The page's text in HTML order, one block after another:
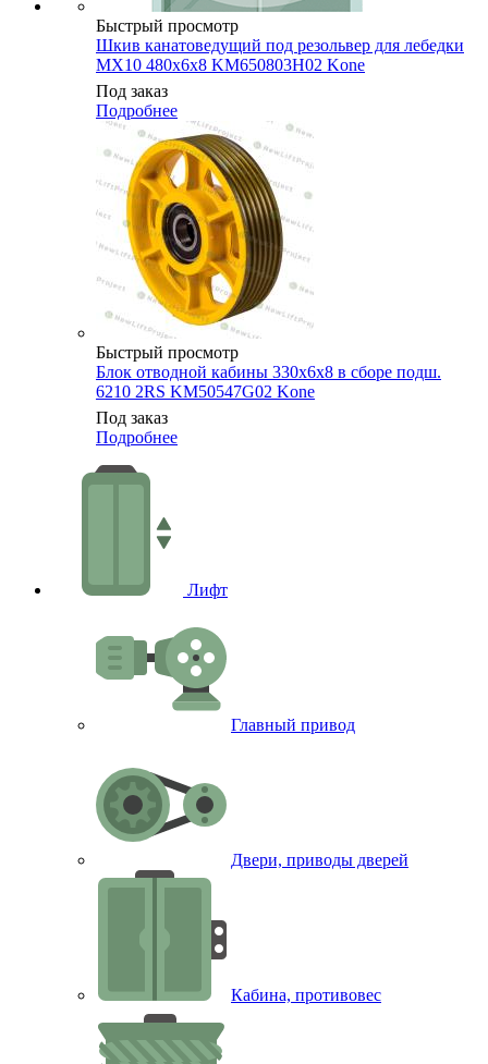
Быстрый просмотр
Шкив канатоведущий под резольвер для лебедки
MX10 480х6х8 KM650803H02 Kone
Под заказ
Подробнее
Быстрый просмотр
Блок отводной кабины 330х6х8 в сборе подш.
6210 2RS KM50547G02 Kone
Под заказ
Подробнее
Лифт
Главный привод
Двери, приводы дверей
Кабина, противовес